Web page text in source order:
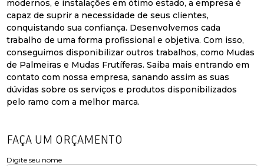
modernos, e instalações em ótimo estado, a empresa é
capaz de suprir a necessidade de seus clientes,
conquistando sua confiança. Desenvolvemos cada
trabalho de uma forma profissional e objetiva. Com isso,
conseguimos disponibilizar outros trabalhos, como Mudas
de Palmeiras e Mudas Frutíferas. Saiba mais entrando em
contato com nossa empresa, sanando assim as suas
dúvidas sobre os serviços e produtos disponibilizados
pelo ramo com a melhor marca.
FAÇA UM ORÇAMENTO
Digite seu nome